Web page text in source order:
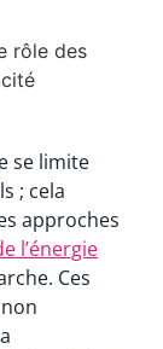
rôle des
se limite
; cela
approches
l’énergie
Ces